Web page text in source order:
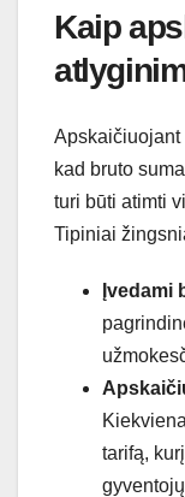
Kaip
Apskaičiuojant
kad bruto
turi būti atimti
Tipiniai
Įvedami
tarifą,